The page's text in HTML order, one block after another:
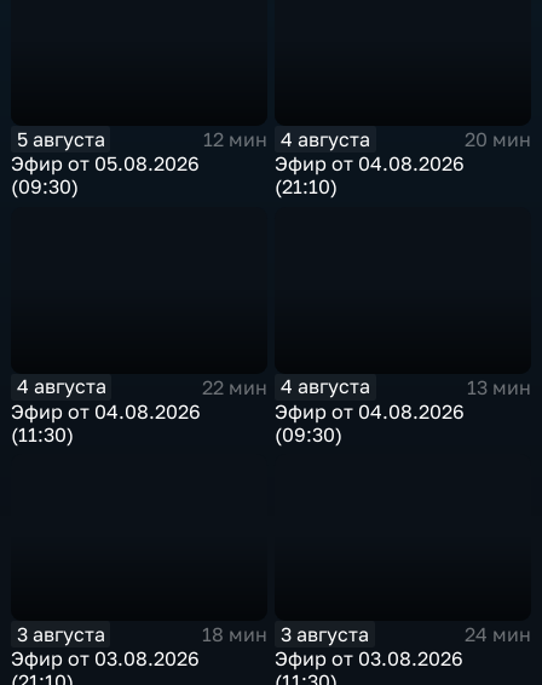
5 августа
12 мин
Эфир от 05.08.2026
(09:30)
4 августа
20 мин
Эфир от 04.08.2026
(21:10)
4 августа
22 мин
Эфир от 04.08.2026
(11:30)
4 августа
13 мин
Эфир от 04.08.2026
(09:30)
3 августа
18 мин
Эфир от 03.08.2026
3 августа
24 мин
Эфир от 03.08.2026